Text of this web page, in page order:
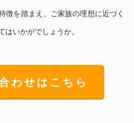
徴を踏まえ、ご家族の理想に近づく
はいかがでしょうか。
わせはこちら